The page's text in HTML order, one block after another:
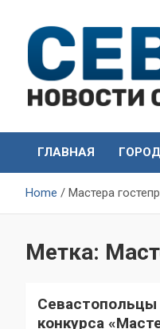
content
СевКор
Севастополя
ГЛАВНАЯ
ГОРОД
Home Мастера
Метка:
конкурса